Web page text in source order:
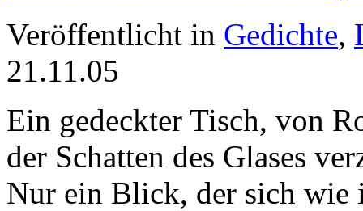
Veröffentlicht in Gedichte,
21.11.05
Ein gedeckter Tisch, von
der Schatten des Glases
Nur ein Blick, der sich wie